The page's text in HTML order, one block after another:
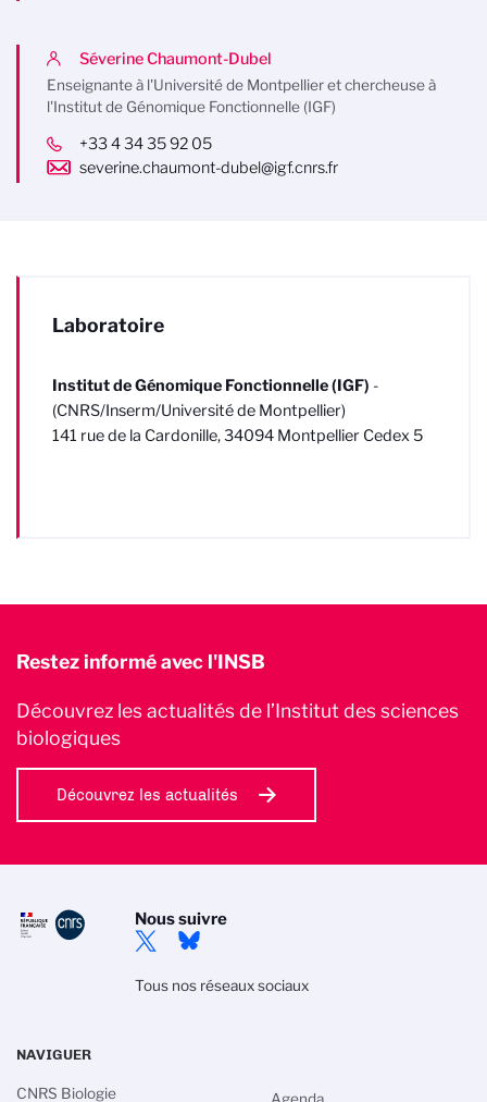
Séverine Chaumont-Dubel
Enseignante à l'Université de Montpellier et chercheuse à
l'Institut de Génomique Fonctionnelle (IGF)
+33 4 34 35 92 05
severine.chaumont-dubel@igf.cnrs.fr
Laboratoire
Institut de Génomique Fonctionnelle (IGF) -
(CNRS/Inserm/Université de Montpellier)
141 rue de la Cardonille, 34094 Montpellier Cedex 5
Restez informé avec l'INSB
Découvrez les actualités de l’Institut des sciences
biologiques
Découvrez les actualités
Nous suivre
Tous nos réseaux sociaux
NAVIGUER
CNRS Biologie